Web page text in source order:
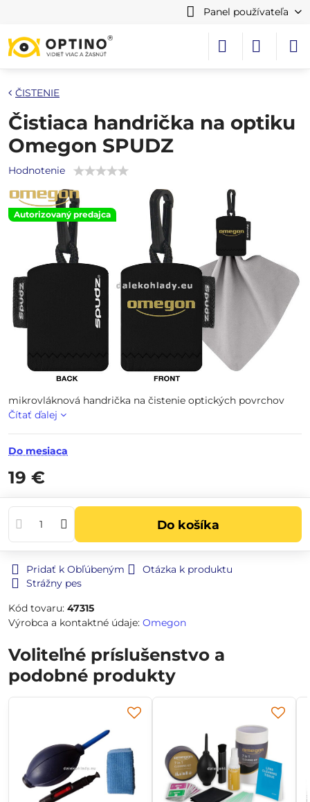
Panel používateľa
Autorizovaný predajca
ČISTENIE
Čistiaca handrička na optiku
Omegon SPUDZ
Hodnotenie
mikrovláknová handrička na čistenie optických povrchov
Čítať ďalej
Do mesiaca
19 €
Do košíka
Pridať k Obľúbeným
Otázka k produktu
Strážny pes
Kód tovaru: 47315
Výrobca a kontaktné údaje: Omegon
Voliteľné príslušenstvo a
podobné produkty